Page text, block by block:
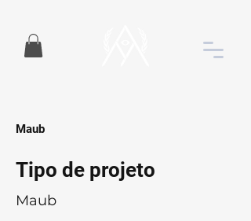
Maub
Tipo de projeto
Maub